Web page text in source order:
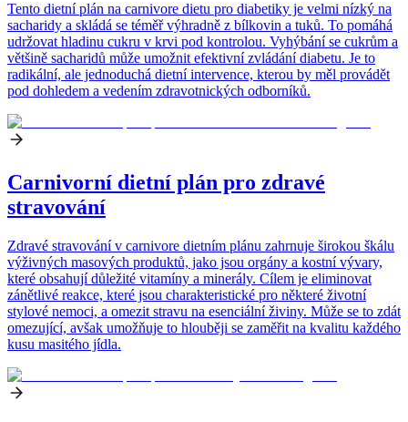
Tento dietní plán na carnivore dietu pro diabetiky je velmi nízký na
sacharidy a skládá se téměř výhradně z bílkovin a tuků. To pomáhá
udržovat hladinu cukru v krvi pod kontrolou. Vyhýbání se cukrům a
většině sacharidů může umožnit efektivní zvládání diabetu. Je to
radikální, ale jednoduchá dietní intervence, kterou by měl provádět
pod dohledem a vedením zdravotnických odborníků.
Carnivorní dietní plán pro zdravé
stravování
Zdravé stravování v carnivore dietním plánu zahrnuje širokou škálu
výživných masových produktů, jako jsou orgány a kostní vývary,
které obsahují důležité vitamíny a minerály. Cílem je eliminovat
zánětlivé reakce, které jsou charakteristické pro některé životní
stylové nemoci, a omezit stravu na esenciální živiny. Může se to zdát
omezující, avšak umožňuje to hlouběji se zaměřit na kvalitu každého
kusu masitého jídla.